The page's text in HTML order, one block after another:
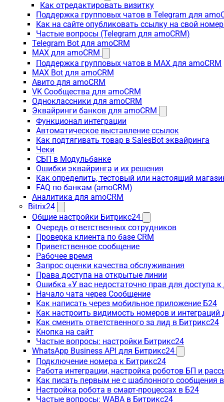
Как отредактировать визитку
Поддержка групповых чатов в Telegram для
Как на сайте опубликовать ссылку на свой
Частые вопросы (Telegram для amoCRM)
Telegram Bot для amoCRM
MAX для amoCRM
Поддержка групповых чатов в MAX для amoCRM
MAX Bot для amoCRM
Авито для amoCRM
VK Сообщества для amoCRM
Одноклассники для amoCRM
Эквайринги банков для amoCRM
Функционал интеграции
Автоматическое выставление ссылок
Как подтягивать товар в SalesBot эквайринга
Чеки
СБП в Модульбанке
Ошибки эквайринга и их решения
Как определить, тестовый или настоящий
FAQ по банкам (amoCRM)
Аналитика для amoCRM
Bitrix24
Общие настройки Битрикс24
Очередь ответственных сотрудников
Проверка клиента по базе CRM
Приветственное сообщение
Рабочее время
Запрос оценки качества обслуживания
Права доступа на открытые линии
Ошибка «У вас недостаточно прав для доступа
Начало чата через Сообщение
Как написать через мобильное приложение Б24
Как настроить видимость номеров и
Как сменить ответственного за лид в Битрикс24
Кнопка на сайт
Частые вопросы: настройки Битрикс24
WhatsApp Business API для Битрикс24
Подключение номера к Битрикс24
Работа интеграции, настройка роботов БП и
Как писать первым не с шаблонного сообщения
Настройка робота в смарт-процессах в Б24
Частые вопросы: WABA в Битрикс24